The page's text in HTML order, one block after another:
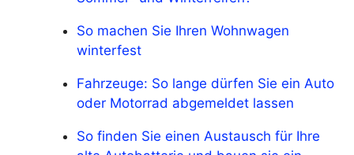
So machen Sie Ihren Wohnwagen
winterfest
Fahrzeuge: So lange dürfen Sie ein Auto
oder Motorrad abgemeldet lassen
So finden Sie einen Austausch für Ihre